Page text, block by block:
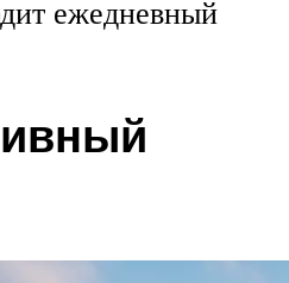
ежедневный